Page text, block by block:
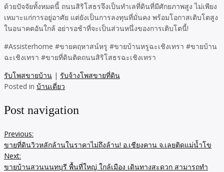
ด้วยปัจจัยทั้งหมดนี้ ถนนสิริโสธรจึงเป็นทำเลที่ดินที่มีศักยภาพสูง ไม่เพียง
เหมาะแก่การอยู่อาศัย แต่ยังเป็นการลงทุนที่มั่นคง พร้อมโอกาสเติบโตสูง
ในอนาคตอันใกล้ อย่ารอช้าที่จะเป็นส่วนหนึ่งของการเติบโตนี้!
#Assisterhome #ขายคฤหาสน์หรู #ขายบ้านหรูฉะเชิงเทรา #ขายบ้าน
ฉะเชิงเทรา #ขายที่ดินติดถนนสิริโสธรฉะเชิงเทรา
รับโพสขายบ้าน | รับจ้างโพสขายที่ดิน
Posted in บ้านเดี่ยว
Post navigation
Previous:
ขายที่ดินวิวหลักล้านในราคาไม่ถึงล้าน! อ.เชียงคาน จ.เลยติดแม่น้ำโข
Next:
ขายบ้านสวนนนทบุรี พื้นที่ใหญ่ ใกล้เมือง เดินทางสะดวก สามารถทำ